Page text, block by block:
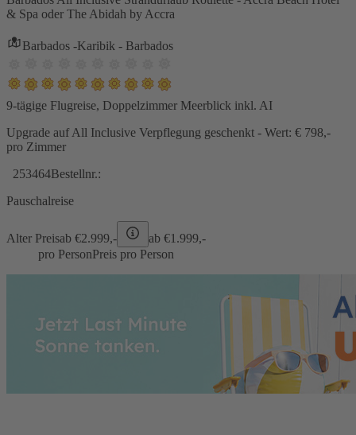
& Spa oder The Abidah by Accra
Barbados -Karibik - Barbados
9-tägige Flugreise, Doppelzimmer Meerblick inkl. AI
Upgrade auf All Inclusive Verpflegung geschenkt - Wert: € 798,-
pro Zimmer
253464Bestellnr.:
Pauschalreise
Alter Preisab €2.999,- ab €1.999,-
pro PersonPreis pro Person